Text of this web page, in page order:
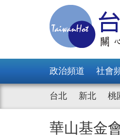
政治頻道 社會
台北 新北 桃
華山基金